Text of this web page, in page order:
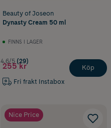
Beauty of Joseon
Dynasty Cream 50 ml
FINNS I LAGER
4.6/5 (29)
255 kr
Fri frakt Instabox
Köp
Nice Price